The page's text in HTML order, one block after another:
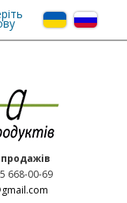
продажів
668-00-69